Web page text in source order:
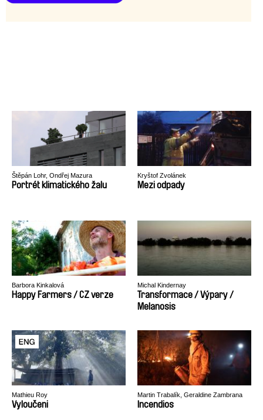
Štěpán Lohr, Ondřej Mazura
Portrét klimatického žalu
Kryštof Zvolánek
Mezi odpady
Barbora Kinkalová
Happy Farmers / CZ verze
Michal Kindernay
Transformace / Výpary /
Melanosis
Mathieu Roy
Vyloučeni
Martin Trabalík, Geraldine Zambrana
Velez
Incendios